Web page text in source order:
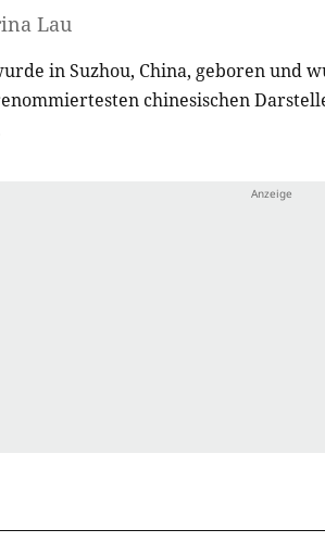
Lau
in Suzhou, China, geboren und
chinesischen